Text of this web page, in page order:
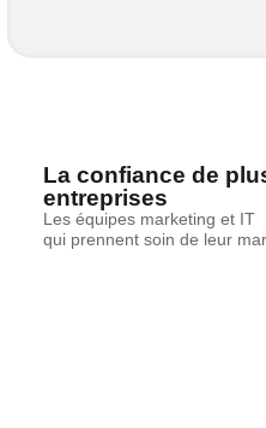
La confiance de
entreprises
Les équipes marketing et IT
qui prennent soin de leur